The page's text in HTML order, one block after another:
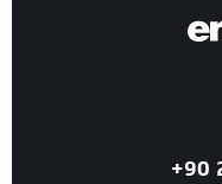
+90